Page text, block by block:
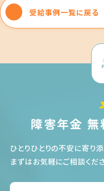
受給事例一覧に戻る
障害年金 無
ひとりひとりの不安に寄り
まずはお気軽にご相談くだ